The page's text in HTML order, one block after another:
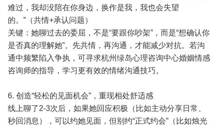
难过，我却没陪在你身边，换作是我，我也会失望
的。”（共情+承认问题）
关键：她聊过去的委屈，不是“要跟你吵架”，而是“想确认你
是否真的理解她”。先共情，再沟通，才能减少对抗。若沟
通中频繁陷入争执，可寻求杭州绿岛心理咨询中心婚姻情感
咨询师的指导，学习更有效的情绪沟通技巧。
6. 创造“轻松的见面机会”，重现相处舒适感
线上聊了2-3次后，如果她回应积极（比如主动分享日常、
秒回消息），可以约她见面，但别约“正式约会”（比如烛光